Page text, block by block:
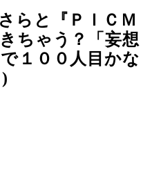
らと『ＰＩＣＭ
ちゃう？「妄想
１００人目かな